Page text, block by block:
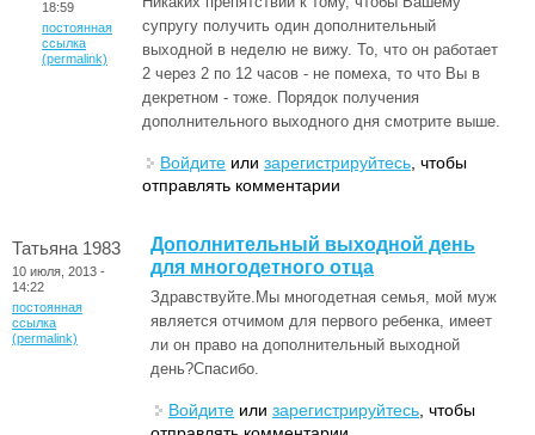
18:59
постоянная
ссылка
(permalink)
супругу получить один дополнительный
выходной в неделю не вижу. То, что он работает
2 через 2 по 12 часов - не помеха, то что Вы в
декретном - тоже. Порядок получения
дополнительного выходного дня смотрите выше.
Войдите или зарегистрируйтесь , чтобы
отправлять комментарии
Татьяна 1983
10 июля, 2013 -
14:22
постоянная
ссылка
(permalink)
Дополнительный выходной день
для многодетного отца
Здравствуйте.Мы многодетная семья, мой муж
является отчимом для первого ребенка, имеет
ли он право на дополнительный выходной
день?Спасибо.
Войдите или зарегистрируйтесь , чтобы